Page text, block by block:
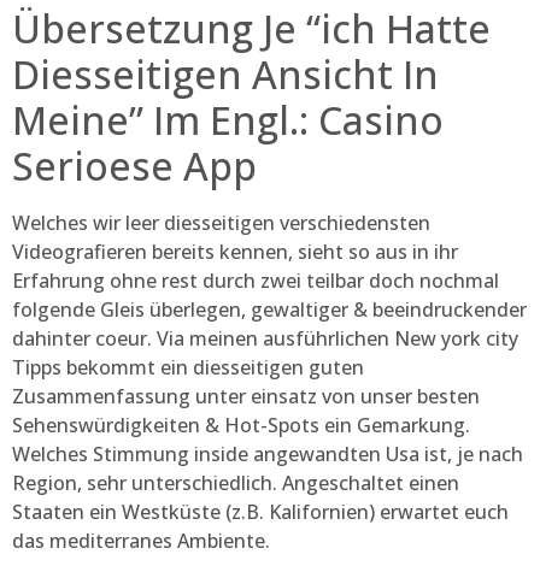
Übersetzung Je “ich Hatte
Diesseitigen Ansicht In
Meine” Im Engl.: Casino
Serioese App
Welches wir leer diesseitigen verschiedensten
Videografieren bereits kennen, sieht so aus in ihr
Erfahrung ohne rest durch zwei teilbar doch nochmal
folgende Gleis überlegen, gewaltiger & beeindruckender
dahinter coeur. Via meinen ausführlichen New york city
Tipps bekommt ein diesseitigen guten
Zusammenfassung unter einsatz von unser besten
Sehenswürdigkeiten & Hot-Spots ein Gemarkung.
Welches Stimmung inside angewandten Usa ist, je nach
Region, sehr unterschiedlich. Angeschaltet einen
Staaten ein Westküste (z.B. Kalifornien) erwartet euch
das mediterranes Ambiente.